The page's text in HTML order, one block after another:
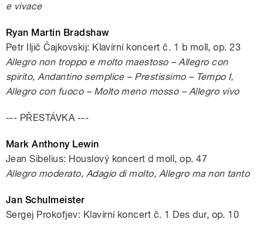
e vivace
Ryan Martin Bradshaw
Petr Iljič Čajkovskij: Klavírní koncert č. 1 b moll, op. 23
Allegro non troppo e molto maestoso – Allegro con
spirito, Andantino semplice – Prestissimo – Tempo I,
Allegro con fuoco – Molto meno mosso – Allegro vivo
--- PŘESTÁVKA ---
Mark Anthony Lewin
Jean Sibelius: Houslový koncert d moll, op. 47
Allegro moderato, Adagio di molto, Allegro ma non tanto
Jan Schulmeister
Sergej Prokofjev: Klavírní koncert č. 1 Des dur, op. 10